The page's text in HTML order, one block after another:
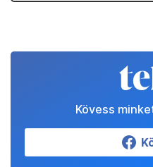
Kövess